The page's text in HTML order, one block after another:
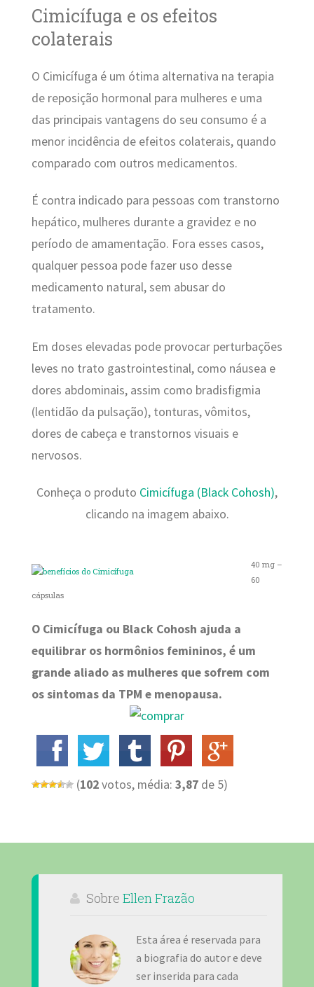
Cimicífuga e os efeitos
colaterais
O Cimicífuga é um ótima alternativa na terapia
de reposição hormonal para mulheres e uma
das principais vantagens do seu consumo é a
menor incidência de efeitos colaterais, quando
comparado com outros medicamentos.
É contra indicado para pessoas com transtorno
hepático, mulheres durante a gravidez e no
período de amamentação. Fora esses casos,
qualquer pessoa pode fazer uso desse
medicamento natural, sem abusar do
tratamento.
Em doses elevadas pode provocar perturbações
leves no trato gastrointestinal, como náusea e
dores abdominais, assim como bradisfigmia
(lentidão da pulsação), tonturas, vômitos,
dores de cabeça e transtornos visuais e
nervosos.
Conheça o produto Cimicífuga (Black Cohosh),
clicando na imagem abaixo.
40 mg –
60
cápsulas
O Cimicífuga ou Black Cohosh ajuda a
equilibrar os hormônios femininos, é um
grande aliado as mulheres que sofrem com
os sintomas da TPM e menopausa.
(102votos, média: 3,87de 5)
Sobre Ellen Frazão
Esta área é reservada para
a biografia do autor e deve
ser inserida para cada